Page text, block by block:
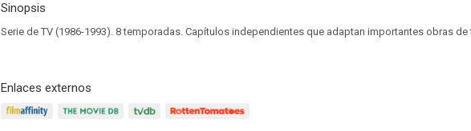
Sinopsis
Serie de TV (1986-1993). 8 temporadas. Capítulos independientes que adaptan importantes obras de
Enlaces externos